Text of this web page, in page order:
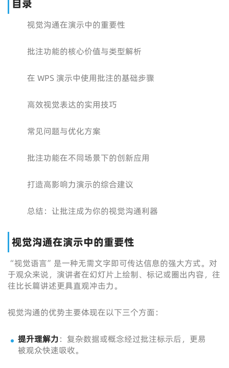
目录
视觉沟通在演示中的重要性
批注功能的核心价值与类型解析
在 WPS 演示中使用批注的基础步骤
高效视觉表达的实用技巧
常见问题与优化方案
批注功能在不同场景下的创新应用
打造高影响力演示的综合建议
总结：让批注成为你的视觉沟通利器
视觉沟通在演示中的重要性
“视觉语言”是一种无需文字即可传达信息的强大方式。对
于观众来说，演讲者在幻灯片上绘制、标记或圈出内容，往
往比长篇讲述更具直观冲击力。
视觉沟通的优势主要体现在以下三个方面：
提升理解力：复杂数据或概念经过批注标示后，更易
被观众快速吸收。